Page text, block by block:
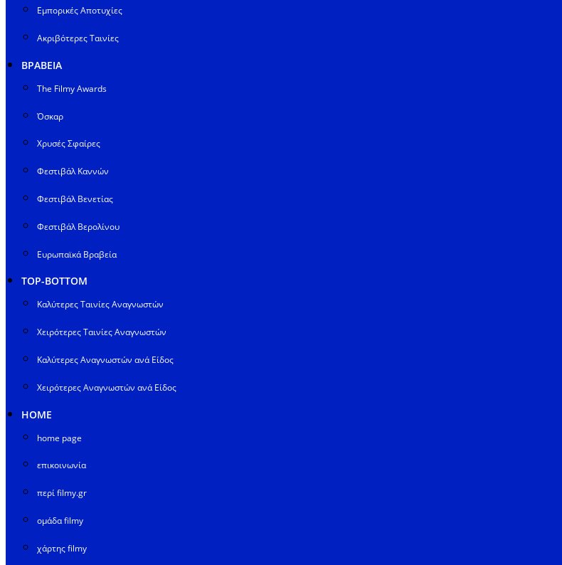
Εμπορικές Αποτυχίες
Ακριβότερες Ταινίες
ΒΡΑΒΕΙΑ
The Filmy Awards
Όσκαρ
Χρυσές Σφαίρες
Φεστιβάλ Καννών
Φεστιβάλ Βενετίας
Φεστιβάλ Βερολίνου
Ευρωπαϊκά Βραβεία
TOP-BOTTOM
Καλύτερες Ταινίες Αναγνωστών
Χειρότερες Ταινίες Αναγνωστών
Καλύτερες Αναγνωστών ανά Είδος
Χειρότερες Αναγνωστών ανά Είδος
HOME
home page
επικοινωνία
περί filmy.gr
ομάδα filmy
χάρτης filmy